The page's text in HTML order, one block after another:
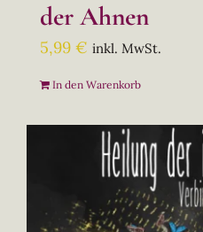
der Ahnen
5,99 € inkl. MwSt.
In den Warenkorb